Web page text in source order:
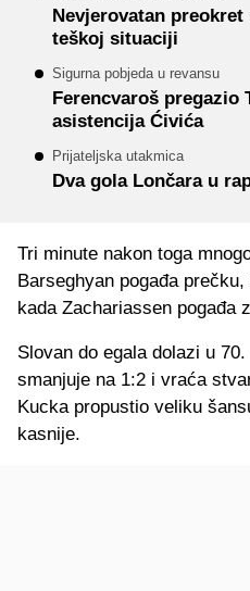
Nevjerovatan
teškoj situaciji
Sigurna pobjeda u revansu
Ferencvaroš pregazio
asistencija Ćivića
Prijateljska utakmica
Dva gola Lončara u
Tri minute nakon toga
Barseghyan pogađa
kada Zachariassen pogađa
Slovan do egala dolazi u
smanjuje na 1:2 i vraća
Kucka propustio veliku
kasnije.